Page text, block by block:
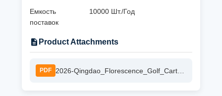
Емкость
поставок
10000 Шт./Год
Product Attachments
PDF